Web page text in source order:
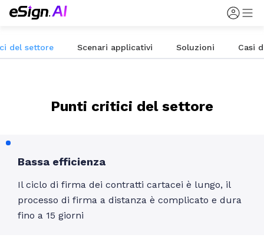
del settore Scenari applicativi Soluzioni Casi
Punti critici del settore
Bassa efficienza
Il ciclo di firma dei contratti cartacei è lungo, il
processo di firma a distanza è complicato e dura
fino a 15 giorni